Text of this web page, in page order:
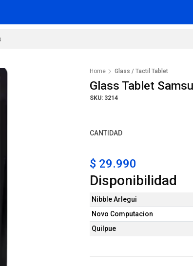
Home Glass / Tactil Tablet
Glass Tablet
SKU: 3214
CANTIDAD
$ 29.990
Disponibilidad
Nibble Arlegui
Novo Computacion
Quilpue